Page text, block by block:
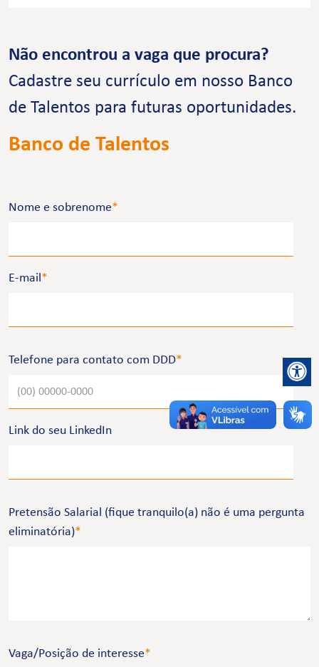
Não encontrou a vaga que procura?
Cadastre seu currículo em nosso Banco
de Talentos para futuras oportunidades.
Banco de Talentos
Nome e sobrenome*
E-mail*
Telefone para contato com DDD*
Link do seu LinkedIn
Pretensão Salarial (fique tranquilo(a) não é uma pergunta
eliminatória)*
Vaga/Posição de interesse*